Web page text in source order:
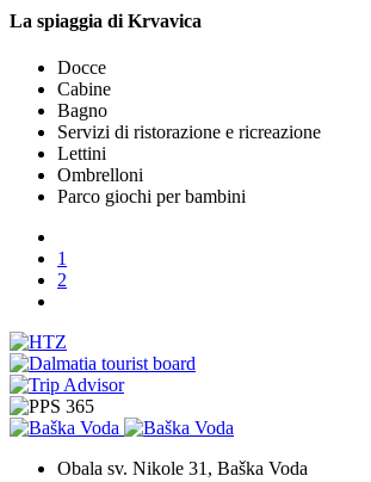
La spiaggia di Krvavica
Docce
Cabine
Bagno
Servizi di ristorazione e ricreazione
Lettini
Ombrelloni
Parco giochi per bambini
1
2
Obala sv. Nikole 31, Baška Voda